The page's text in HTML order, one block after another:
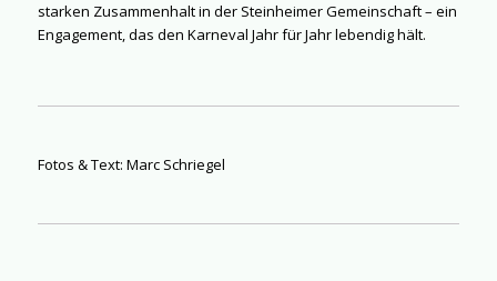
starken Zusammenhalt in der Steinheimer Gemeinschaft – ein
Engagement, das den Karneval Jahr für Jahr lebendig hält.
Fotos & Text: Marc Schriegel